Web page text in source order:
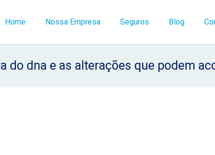
Home Nossa Empresa Seguros Blog
do dna e as alterações que podem